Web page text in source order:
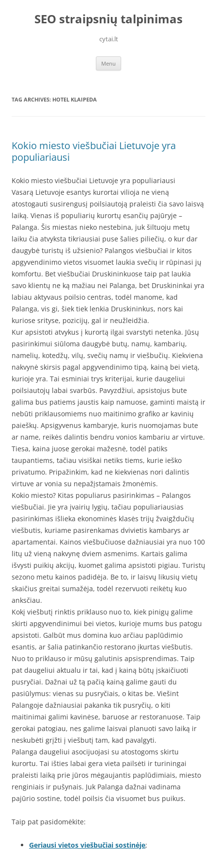
contentSEO straipsnių talpinimas
cytai.lt
Menu
TAG ARCHIVES: HOTEL KLAIPEDA
Kokio miesto viešbučiai Lietuvoje yra
populiariausi
Kokio miesto viešbučiai Lietuvoje yra populiariausi
Vasarą Lietuvoje esantys kurortai vilioja ne vieną
atostogauti susirengusį poilsiautoją praleisti čia savo laisvą
laiką. Vienas iš populiarių kurortų esančių pajūryje –
Palanga. Šis miestas nieko nestebina, juk šiltuoju metų
laiku čia atvyksta tikriausiai puse šalies piliečių, o kur dar
daugybė turistų iš užsienio? Palangos viešbučiai ir kitos
apgyvendinimo vietos visuomet laukia svečių ir rūpinasi jų
komfortu. Bet viešbučiai Druskininkuose taip pat laukia
savo klientų ne ką mažiau nei Palanga, bet Druskininkai yra
labiau aktyvaus poilsio centras, todėl manome, kad
Palanga, vis gi, šiek tiek lenkia Druskininkus, nors kai
kuriose srityse, pozicijų, gal ir neužleidžia.
Kur apsistoti atvykus į kurortą ilgai svarstyti netenka. Jūsų
pasirinkimui siūloma daugybė butų, namų, kambarių,
namelių, kotedžų, vilų, svečių namų ir viešbučių. Kiekviena
nakvynė skirsis pagal apgyvendinimo tipą, kainą bei vietą,
kurioje yra. Tai esminiai trys kriterijai, kurie daugeliui
poilsiautojų labai svarbūs. Pavyzdžiui, apsistojus bute
galima bus patiems jaustis kaip namuose, gaminti maistą ir
nebūti priklausomiems nuo maitinimo grafiko ar kavinių
paieškų. Apsigyvenus kambaryje, kuris nuomojamas bute
ar name, reikės dalintis bendru vonios kambariu ar virtuve.
Tiesa, kaina juose gerokai mažesnė, todėl patiks
taupantiems, tačiau visiškai netiks tiems, kurie ieško
privatumo. Pripažinkim, kad ne kiekvienas nori dalintis
virtuve ar vonia su nepažįstamais žmonėmis.
Kokio miesto? Kitas populiarus pasirinkimas – Palangos
viešbučiai. Jie yra įvairių lygių, tačiau populiariausias
pasirinkimas išlieka ekonominės klasės trijų žvaigždučių
viešbutis, kuriame pasirenkamas dvivietis kambarys ar
apartamentai. Kainos viešbučiuose dažniausiai yra nuo 100
litų už vieną nakvynę dviem asmenims. Kartais galima
išvysti puikių akcijų, kuomet galima apsistoti pigiau. Turistų
sezono metu kainos padidėja. Be to, ir laisvų likusių vietų
skaičius greitai sumažėja, todėl rezervuoti reikėtų kuo
anksčiau.
Kokį viešbutį rinktis priklauso nuo to, kiek pinigų galime
skirti apgyvendinimui bei vietos, kurioje mums bus patogu
apsistoti. Galbūt mus domina kuo arčiau paplūdimio
esantis, ar šalia patinkančio restorano įkurtas viešbutis.
Nuo to priklauso ir mūsų galutinis apsisprendimas. Taip
pat daugeliui aktualu ir tai, kad į kainą būtų įskaičiuoti
pusryčiai. Dažnai už tą pačią kainą galime gauti du
pasiūlymus: vienas su pusryčiais, o kitas be. Viešint
Palangoje dažniausiai pakanka tik pusryčių, o kiti
maitinimai galimi kavinėse, baruose ar restoranuose. Taip
gerokai patogiau, nes galime laisvai planuoti savo laiką ir
neskubėti grįžti į viešbutį tam, kad pavalgyti.
Palanga daugeliui asocijuojasi su atostogoms skirtu
kurortu. Tai išties labai gera vieta pailsėti ir turiningai
praleisti laiką prie jūros mėgaujantis paplūdimiais, miesto
renginiais ir pušynais. Juk Palanga dažnai vadinama
pajūrio sostine, todėl poilsis čia visuomet bus puikus.
Taip pat pasidomėkite:
Geriausi vietos viešbučiai sostinėje;